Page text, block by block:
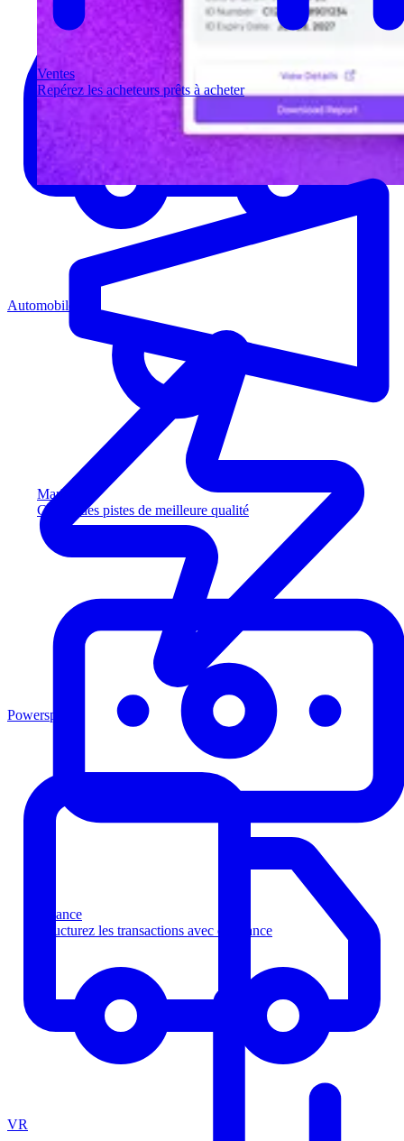
Ventes
Repérez les acheteurs prêts à acheter
Marketing
Captez des pistes de meilleure qualité
Finance
Structurez les transactions avec confiance
Automobile
Powersports
VR